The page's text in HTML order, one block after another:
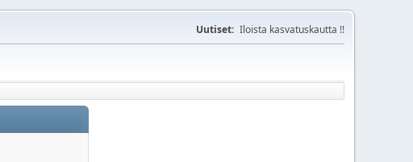
Uutiset: Iloista kasvatuskautta !!